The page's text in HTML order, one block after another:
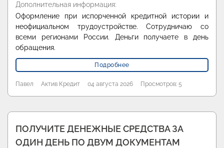
Дополнительная информация:
Оформление при испорченной кредитной истории и
неофициальном трудоустройстве. Сотрудничаю со
всеми регионами России. Деньги получаете в день
обращения.
Подробнее
Павел Актив Кредит 04 августа 2026 Просмотров: 5
ПОЛУЧИТЕ ДЕНЕЖНЫЕ СРЕДСТВА ЗА
ОДИН ДЕНЬ ПО ДВУМ ДОКУМЕНТАМ